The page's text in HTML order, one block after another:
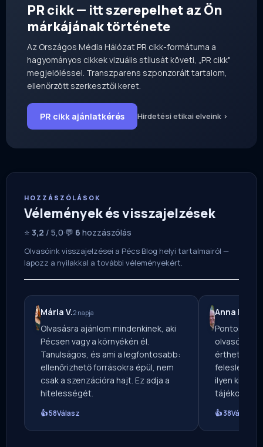
PR cikk — itt szerepelhet az Ön
márkájának története
Az Országos Média Hálózat PR cikk-formátuma a
hagyományos cikkek vizuális stílusát követi, „PR cikk"
megjelöléssel. Transzparens szponzorált tartalom,
ellenőrzött szerkesztői keret.
PR cikk ajánlatkérés Hirdetési etikai elveink ›
HOZZÁSZÓLÁSOK
Vélemények és visszajelzések
⭐ 3,2 / 5,0·💬 6 hozzászólás
Olvasóink visszajelzései a Pécs Blog helyi tartalmairól —
lapozz a nyilakkal a további véleményekért.
Mária V.2 napja
Olvasásra ajánlom mindenkinek, aki
Pécsen vagy a környékén él.
Tanulságos, és ami a legfontosabb:
ellenőrizhető forrásokra épül, nem
csak a szenzációra hajt. Ez adja a
hitelességét.
👍 58Válasz
Anna K.
Pontos,
olvasóként
érthető
felesleges
ilyen
👍 38Válasz